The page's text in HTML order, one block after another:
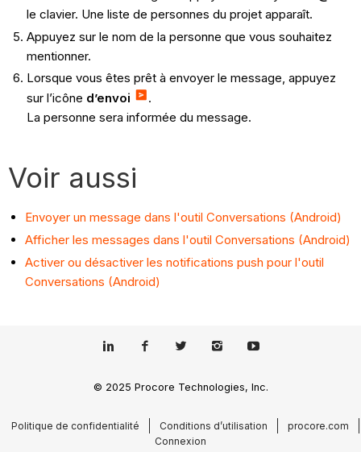
le clavier. Une liste de personnes du projet apparaît.
Appuyez sur le nom de la personne que vous souhaitez
mentionner.
Lorsque vous êtes prêt à envoyer le message, appuyez
sur l’icône d’envoi
.
La personne sera informée du message.
Voir aussi
Envoyer un message dans l'outil Conversations (Android)
Afficher les messages dans l'outil Conversations (Android)
Activer ou désactiver les notifications push pour l'outil
Conversations (Android)
© 2025 Procore Technologies, Inc.
Politique de confidentialité Conditions d’utilisation
procore.com
Connexion